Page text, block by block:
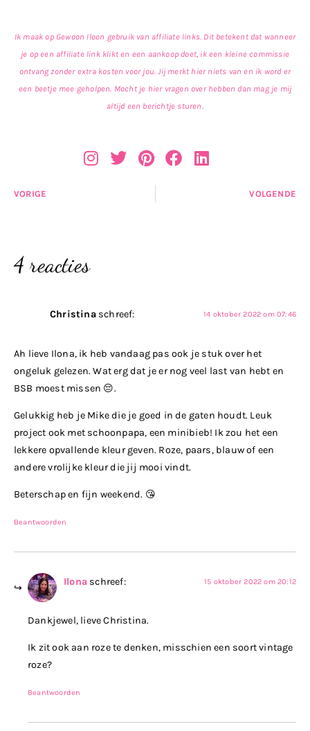
Ik maak op Gewoon Iloon gebruik van affiliate links. Dit betekent dat wanneer
je op een affiliate link klikt en een aankoop doet, ik een kleine commissie
ontvang zonder extra kosten voor jou. Jij merkt hier niets van en ik word er
een beetje mee geholpen. Mocht je hier vragen over hebben dan mag je mij
altijd een berichtje sturen.
VORIGE VOLGENDE
4 reacties
Christina schreef: 14 oktober 2022 om 07:46
Ah lieve Ilona, ik heb vandaag pas ook je stuk over het
ongeluk gelezen. Wat erg dat je er nog veel last van hebt en
BSB moest missen 😔.
Gelukkig heb je Mike die je goed in de gaten houdt. Leuk
project ook met schoonpapa, een minibieb! Ik zou het een
lekkere opvallende kleur geven. Roze, paars, blauw of een
andere vrolijke kleur die jij mooi vindt.
Beterschap en fijn weekend. 😘
Beantwoorden
Ilona schreef: 15 oktober 2022 om 20:12
Dankjewel, lieve Christina.
Ik zit ook aan roze te denken, misschien een soort vintage
roze?
Beantwoorden